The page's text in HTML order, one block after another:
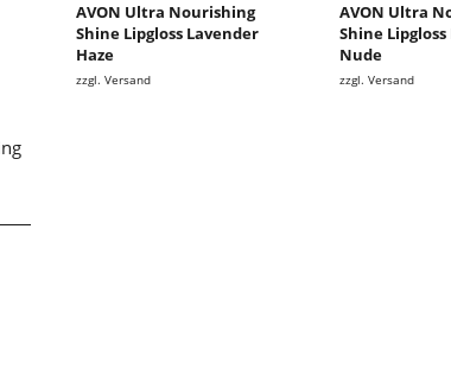
AVON Ultra Nourishing
Shine Lipgloss Lavender
Haze
zzgl. Versand
AVON Ultra
Shine
Nude
zzgl. Versand